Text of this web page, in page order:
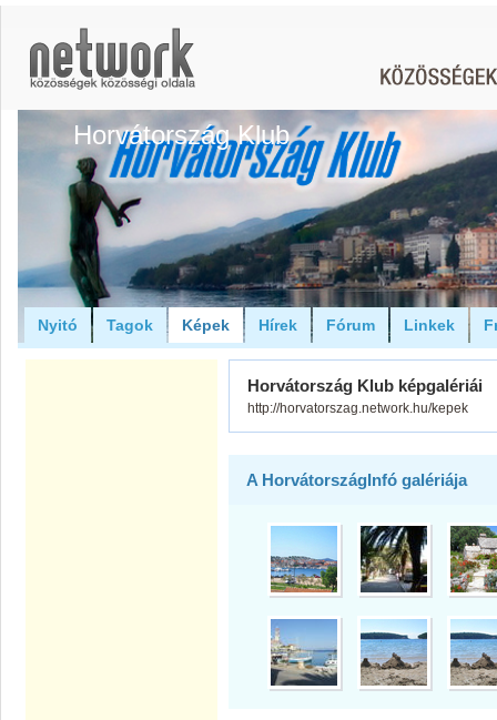
Horvátország Klub
Nyitó Tagok Képek Hírek Fórum Linkek
Horvátország Klub képgalériái
http://horvatorszag.network.hu/kepek
A HorvátországInfó galériája